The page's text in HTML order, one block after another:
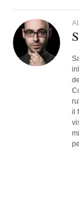
il